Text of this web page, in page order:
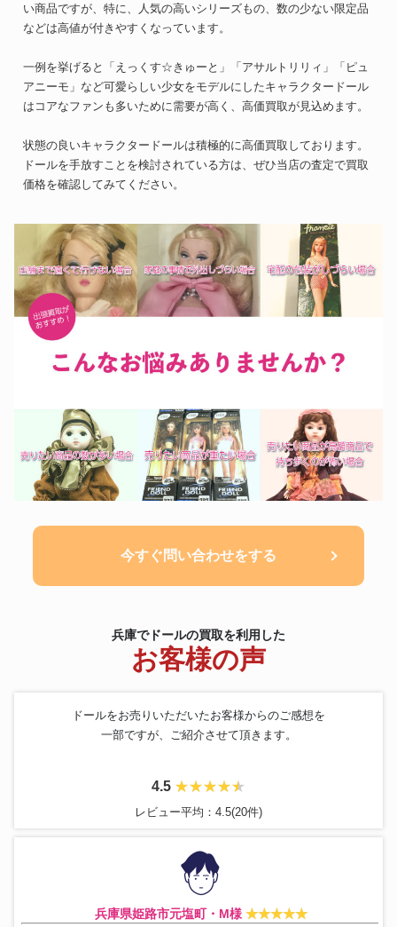
い商品ですが、特に、人気の高いシリーズもの、数の少ない限定品
などは高値が付きやすくなっています。
一例を挙げると「えっくす☆きゅーと」「アサルトリリィ」「ピュ
アニーモ」など可愛らしい少女をモデルにしたキャラクタードール
はコアなファンも多いために需要が高く、高価買取が見込めます。
状態の良いキャラクタードールは積極的に高価買取しております。
ドールを手放すことを検討されている方は、ぜひ当店の査定で買取
価格を確認してみてください。
今すぐ問い合わせをする
兵庫でドールの買取を利用した
お客様の声
ドールをお売りいただいたお客様からのご感想を
一部ですが、ご紹介させて頂きます。
4.5
レビュー平均：4.5(20件)
兵庫県姫路市元塩町・M様